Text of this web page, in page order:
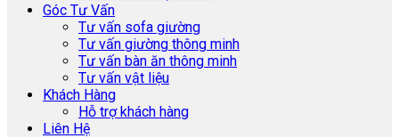
Góc Tư Vấn
Tư vấn sofa giường
Tư vấn giường thông minh
Tư vấn bàn ăn thông minh
Tư vấn vật liệu
Khách Hàng
Hỗ trợ khách hàng
Liên Hệ